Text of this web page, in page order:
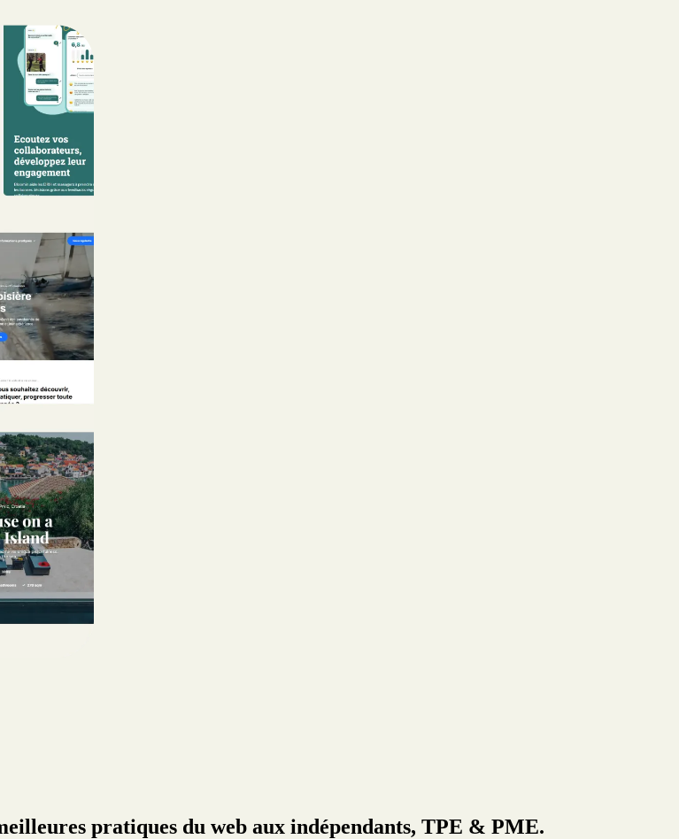
pratiques du web aux indépendants, TPE & PME.